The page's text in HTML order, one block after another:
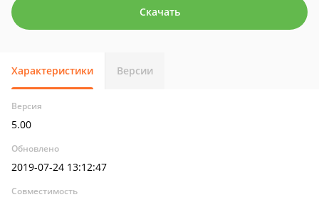
Скачать
Характеристики Версии
Версия
5.00
Обновлено
2019-07-24 13:12:47
Совместимость